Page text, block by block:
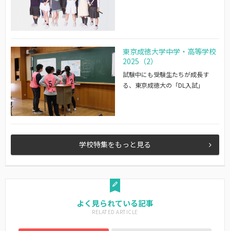
東京成徳大学中学・高等学校
2025（2）
試験中にも受験生たちが成長す
る、東京成徳大の「DL入試」
学校特集をもっと見る
よく見られている記事